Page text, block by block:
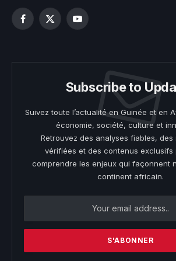
Facebook
X
YouTube
Subscribe to
Suivez toute l’actualité en Guinée et en
économie, société, culture et
Retrouvez des analyses fiables, des
vérifiées et des contenus exclusifs
comprendre les enjeux qui façonnent
continent africain.